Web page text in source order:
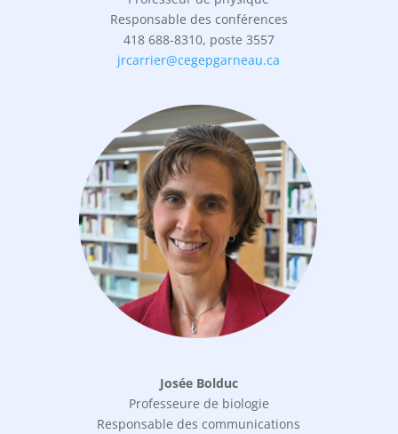
Responsable des conférences
418 688-8310, poste 3557
jrcarrier@cegepgarneau.ca
Josée Bolduc
Professeure de biologie
Responsable des communications